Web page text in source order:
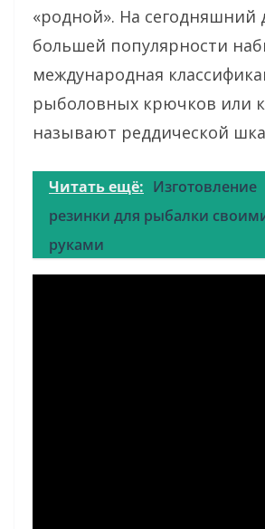
«родной». На сегодняшний
большей популярности
международная
рыболовных крючков или
называют реддической
Читать ещё: Изготовление
резинки для рыбалки
руками